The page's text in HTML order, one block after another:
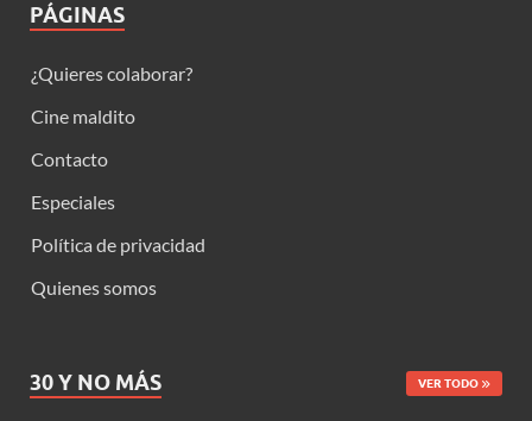
PÁGINAS
¿Quieres colaborar?
Cine maldito
Contacto
Especiales
Política de privacidad
Quienes somos
30 Y NO MÁS VER TODO